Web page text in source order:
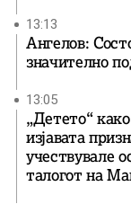
13:13
Ангелов:
значително
13:05
„Детето“
изјавата
учествувале
талогот на